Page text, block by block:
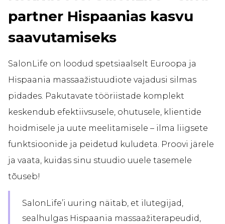
partner Hispaanias kasvu
saavutamiseks
SalonLife on loodud spetsiaalselt Euroopa ja
Hispaania massaažistuudiote vajadusi silmas
pidades. Pakutavate tööriistade komplekt
keskendub efektiivsusele, ohutusele, klientide
hoidmisele ja uute meelitamisele – ilma liigsete
funktsioonide ja peidetud kuludeta. Proovi järele
ja vaata, kuidas sinu stuudio uuele tasemele
tõuseb!
SalonLife’i uuring näitab, et ilutegijad,
sealhulgas Hispaania massaažiterapeudid,